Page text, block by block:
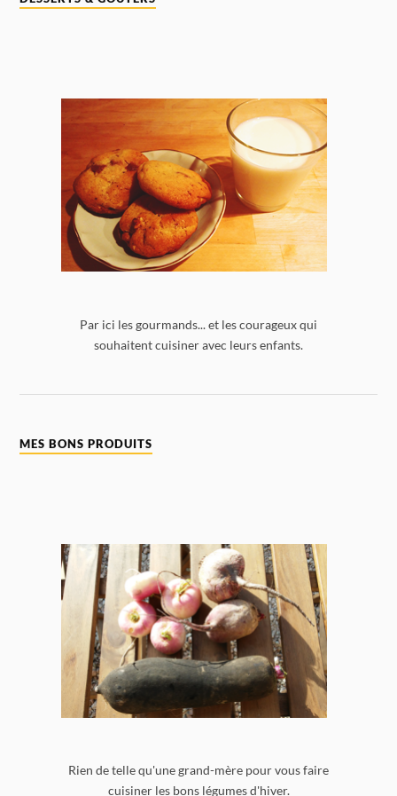
Par ici les gourmands... et les courageux qui
souhaitent cuisiner avec leurs enfants.
MES BONS PRODUITS
Rien de telle qu'une grand-mère pour vous faire
cuisiner les bons légumes d'hiver.